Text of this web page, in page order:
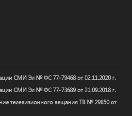
СМИ Эл № ФС 77-79468 от 02.11.2020 г.
СМИ Эл № ФС 77-73689 от 21.09.2018 г.
телевизионного вещания ТВ № 29850 от